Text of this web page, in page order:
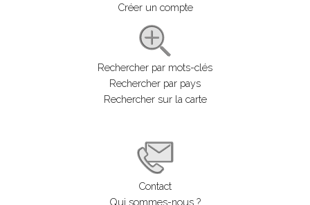
Créer un compte
Rechercher par mots-clés
Rechercher par pays
Rechercher sur la carte
Contact
Qui sommes-nous ?